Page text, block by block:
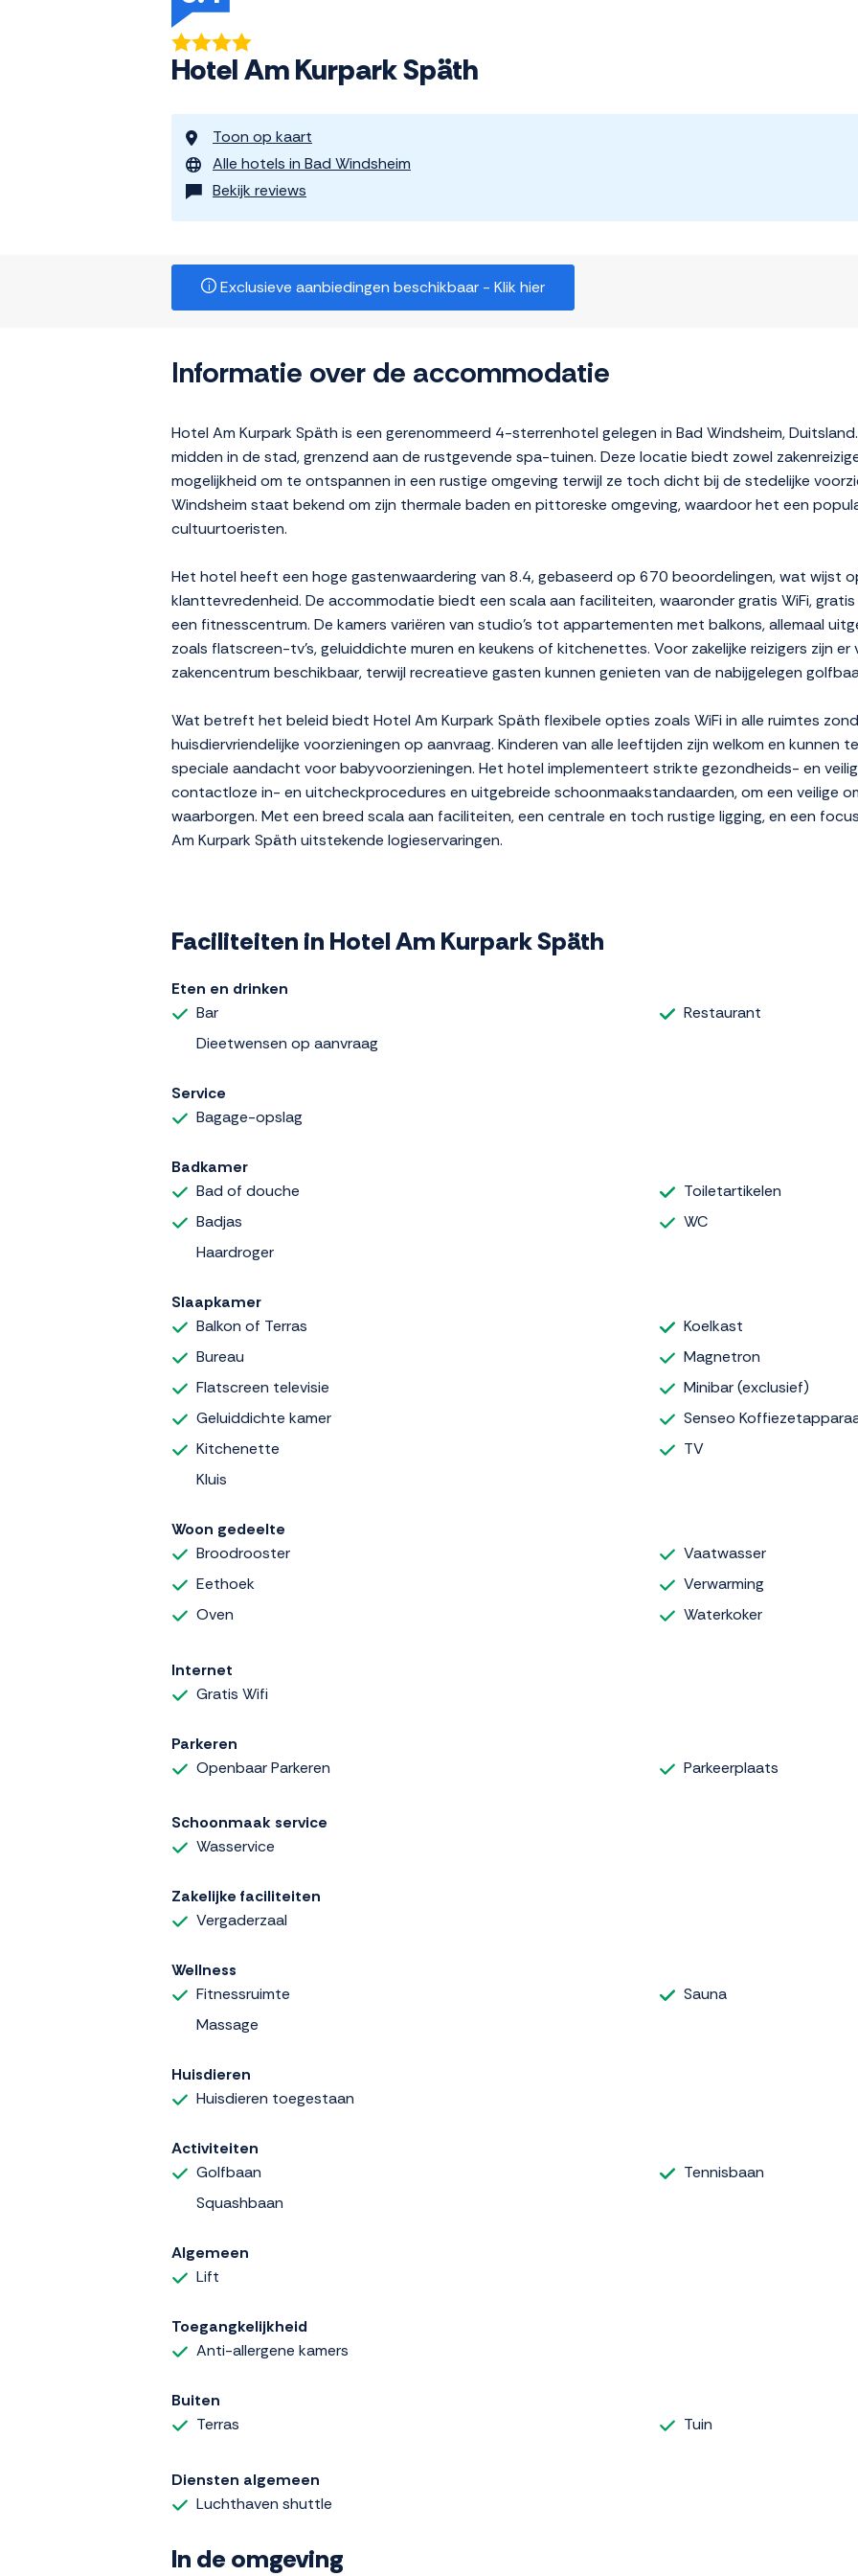
Hotel Am Kurpark Späth
Toon op kaart
Alle hotels in Bad Windsheim
Bekijk reviews
Exclusieve aanbiedingen beschikbaar - Klik hier
Informatie over de accommodatie
Hotel Am Kurpark Späth is een gerenommeerd 4-sterrenhotel gelegen in Bad Windsheim,
midden in de stad, grenzend aan de rustgevende spa-tuinen. Deze locatie biedt zowel
mogelijkheid om te ontspannen in een rustige omgeving terwijl ze toch dicht bij de stedelijke
Windsheim staat bekend om zijn thermale baden en pittoreske omgeving, waardoor het een
cultuurtoeristen.
Het hotel heeft een hoge gastenwaardering van 8.4, gebaseerd op 670 beoordelingen, wat wijst
klanttevredenheid. De accommodatie biedt een scala aan faciliteiten, waaronder gratis WiFi,
een fitnesscentrum. De kamers variëren van studio's tot appartementen met balkons, allemaal
zoals flatscreen-tv's, geluiddichte muren en keukens of kitchenettes. Voor zakelijke reizigers zijn
zakencentrum beschikbaar, terwijl recreatieve gasten kunnen genieten van de nabijgelegen
Wat betreft het beleid biedt Hotel Am Kurpark Späth flexibele opties zoals WiFi in alle ruimtes
huisdiervriendelijke voorzieningen op aanvraag. Kinderen van alle leeftijden zijn welkom en kunnen
speciale aandacht voor babyvoorzieningen. Het hotel implementeert strikte gezondheids- en
contactloze in- en uitcheckprocedures en uitgebreide schoonmaakstandaarden, om een veilige
waarborgen. Met een breed scala aan faciliteiten, een centrale en toch rustige ligging, en een
Am Kurpark Späth uitstekende logieservaringen.
Faciliteiten in Hotel Am Kurpark Späth
Eten en drinken
Bar
Dieetwensen op aanvraag
Restaurant
Service
Bagage-opslag
Badkamer
Bad of douche
Badjas
Haardroger
Toiletartikelen
WC
Slaapkamer
Balkon of Terras
Bureau
Flatscreen televisie
Geluiddichte kamer
Kitchenette
Kluis
Koelkast
Magnetron
Minibar (exclusief)
Senseo
TV
Woon gedeelte
Broodrooster
Eethoek
Oven
Vaatwasser
Verwarming
Waterkoker
Internet
Gratis Wifi
Parkeren
Openbaar Parkeren
Parkeerplaats
Schoonmaak service
Wasservice
Zakelijke faciliteiten
Vergaderzaal
Wellness
Fitnessruimte
Massage
Sauna
Huisdieren
Huisdieren toegestaan
Activiteiten
Golfbaan
Squashbaan
Tennisbaan
Algemeen
Lift
Toegangkelijkheid
Anti-allergene kamers
Buiten
Terras
Tuin
Diensten algemeen
Luchthaven shuttle
In de omgeving